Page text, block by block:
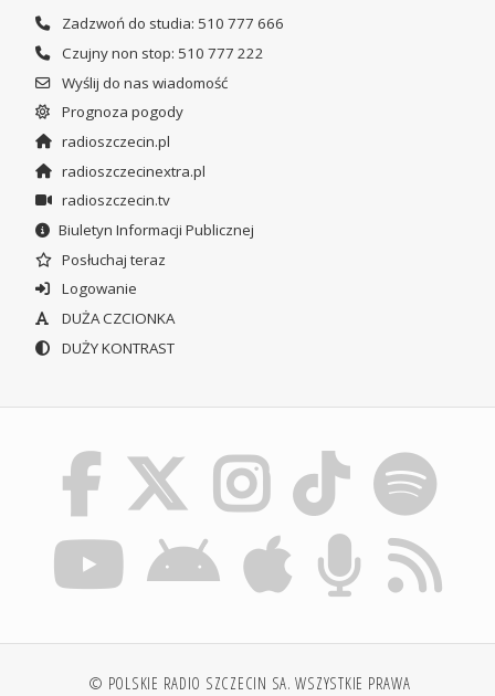
Zadzwoń do studia: 510 777 666
Czujny non stop: 510 777 222
Wyślij do nas wiadomość
Prognoza pogody
radioszczecin.pl
radioszczecinextra.pl
radioszczecin.tv
Biuletyn Informacji Publicznej
Posłuchaj teraz
Logowanie
DUŻA CZCIONKA
DUŻY KONTRAST
© POLSKIE RADIO SZCZECIN SA. WSZYSTKIE PRAWA